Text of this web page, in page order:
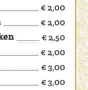
€ 2,00
€ 2,00
€ 2,50
€ 2,00
€ 3,00
€ 3,00